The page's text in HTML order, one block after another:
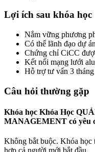
Lợi ích sau khóa học
Nắm vững phương
Có thể lãnh đạo dự
Chứng chỉ CiCC
Kết nối mạng lưới
Hỗ trợ tư vấn 3
Câu hỏi thường gặp
Khóa học Khóa Học
MANAGEMENT có yêu
Không bắt buộc. Khóa học